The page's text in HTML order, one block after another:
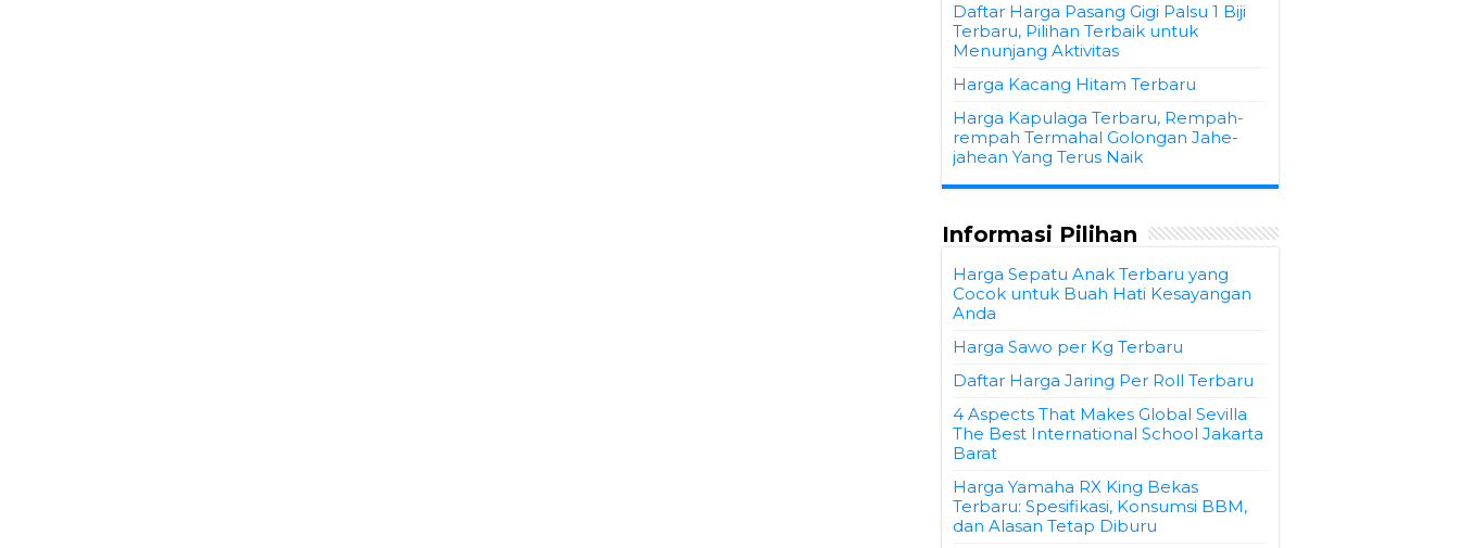
Daftar Harga Pasang Gigi Palsu 1 Biji
Terbaru, Pilihan Terbaik untuk
Menunjang Aktivitas
Harga Kacang Hitam Terbaru
Harga Kapulaga Terbaru, Rempah-
rempah Termahal Golongan Jahe-
jahean Yang Terus Naik
Informasi Pilihan
Harga Sepatu Anak Terbaru yang
Cocok untuk Buah Hati Kesayangan
Anda
Harga Sawo per Kg Terbaru
Daftar Harga Jaring Per Roll Terbaru
4 Aspects That Makes Global Sevilla
The Best International School Jakarta
Barat
Harga Yamaha RX King Bekas
Terbaru: Spesifikasi, Konsumsi BBM,
dan Alasan Tetap Diburu